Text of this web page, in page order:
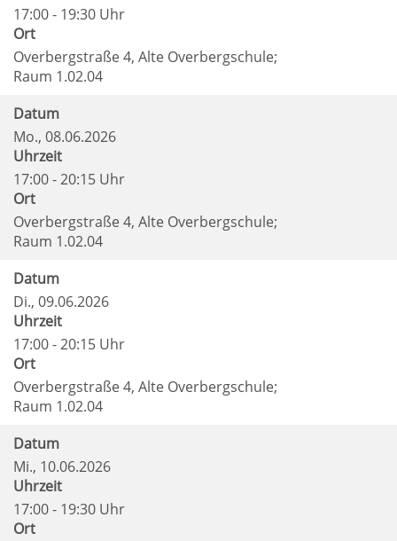
17:00 - 19:30 Uhr
Ort
Overbergstraße 4, Alte Overbergschule;
Raum 1.02.04
Datum
Mo., 08.06.2026
Uhrzeit
17:00 - 20:15 Uhr
Ort
Overbergstraße 4, Alte Overbergschule;
Raum 1.02.04
Datum
Di., 09.06.2026
Uhrzeit
17:00 - 20:15 Uhr
Ort
Overbergstraße 4, Alte Overbergschule;
Raum 1.02.04
Datum
Mi., 10.06.2026
Uhrzeit
17:00 - 19:30 Uhr
Ort